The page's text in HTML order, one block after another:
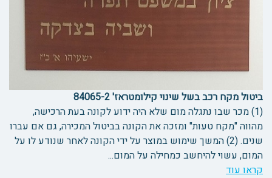
ביטול מקח רכב בשל שינוי קילומטראז' 84065-2
(1) מכר שבו נתגלה מום שלא היה ידוע לקונה בעת הרכישה,
מהווה "מקח טעות" ומזכה את הקונה בביטול המכירה, גם אם עברו
שנים. (2) המשך שימוש במוצר על ידי הקונה לאחר שנודע לו על
המום, עשוי להיחשב כמחילה על המום...
קראו עוד